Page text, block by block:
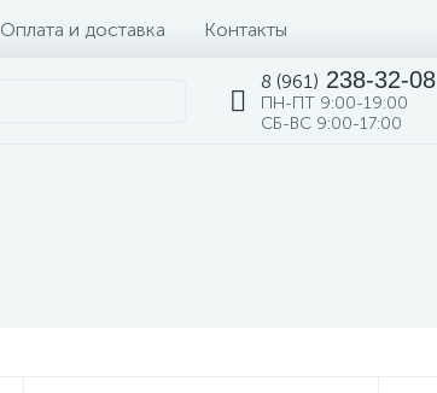
Оплата и доставка Контакты
8 (961) 238-32-08
ПН-ПТ 9:00-19:00
СБ-ВС 9:00-17:00